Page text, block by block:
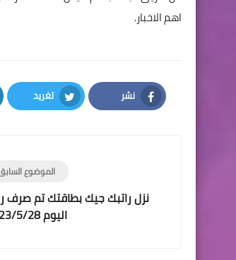
اهم الاخبار.
نشر
Facebook
تغريد
Twitter
الموضوع
نزل راتبك جيك بطاقتك تم صرف
اليوم 2023/5/28